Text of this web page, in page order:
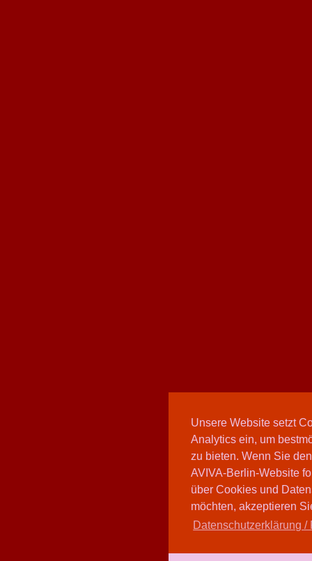
Unsere Website setzt
Analytics ein, um
zu bieten. Wenn Sie
AVIVA-Berlin-Website
über Cookies und
möchten, akzeptieren
Datenschutzerklärung /